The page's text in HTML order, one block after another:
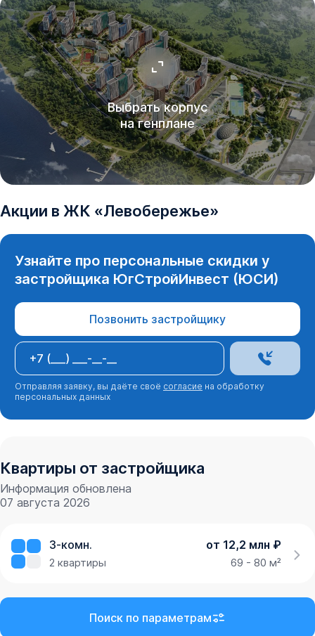
Выбрать корпус
на генплане
Акции в ЖК «Левобережье»
Узнайте про персональные скидки у
застройщика ЮгСтройИнвест (ЮСИ)
Позвонить застройщику
Отправляя заявку, вы даёте своё согласие на обработку
персональных данных
Квартиры от застройщика
Информация обновлена
07 августа 2026
3-комн. от 12,2 млн ₽
2 квартиры 69 - 80 м²
Поиск по параметрам